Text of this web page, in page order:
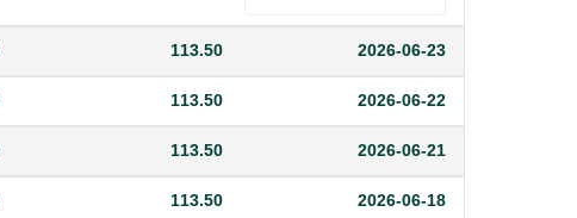
2026-06-23
113.50
2026-06-22
113.50
2026-06-21
113.50
2026-06-18
113.50